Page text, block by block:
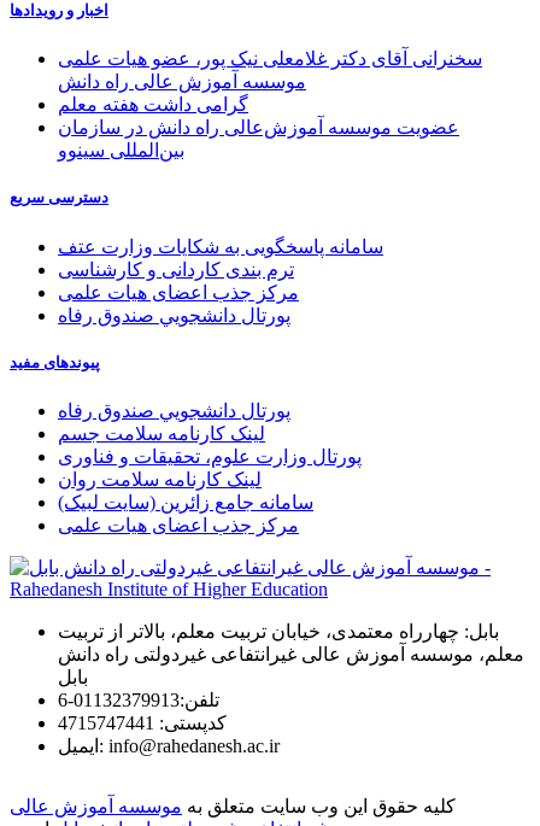
اخبار و رویدادها
سخنرانی آقای دکتر غلامعلی نیک پور، عضو هیات علمی
موسسه آموزش عالی راه دانش
گرامی داشت هفته معلم
عضویت موسسه آموزش‌عالی راه دانش در سازمان
بین‌المللی سینوو
دسترسی سریع
سامانه پاسخگویی به شکایات وزارت عتف
ترم بندی کاردانی و کارشناسی
مرکز جذب اعضای هیات علمی
پورتال دانشجويي صندوق رفاه
پیوندهای مفید
پورتال دانشجويي صندوق رفاه
لینک کارنامه سلامت جسم
پورتال وزارت علوم، تحقیقات و فناوری
لینک کارنامه سلامت روان
سامانه جامع زائرین (سایت لبیک)
مرکز جذب اعضای هیات علمی
بابل: چهارراه معتمدی، خیابان تربیت معلم، بالاتر از تربیت
معلم، موسسه آموزش عالی غیرانتفاعی غیردولتی راه دانش
بابل
تلفن:01132379913-6
كدپستی: 4715747441
ایمیل: info@rahedanesh.ac.ir
کلیه حقوق این وب سایت متعلق به موسسه آموزش عالی